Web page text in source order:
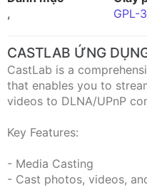
,
GPL-
CASTLAB ỨNG
CastLab is a
that enables you to
videos to DLNA/UPnP
Key Features:
- Media Casting
- Cast photos, videos,